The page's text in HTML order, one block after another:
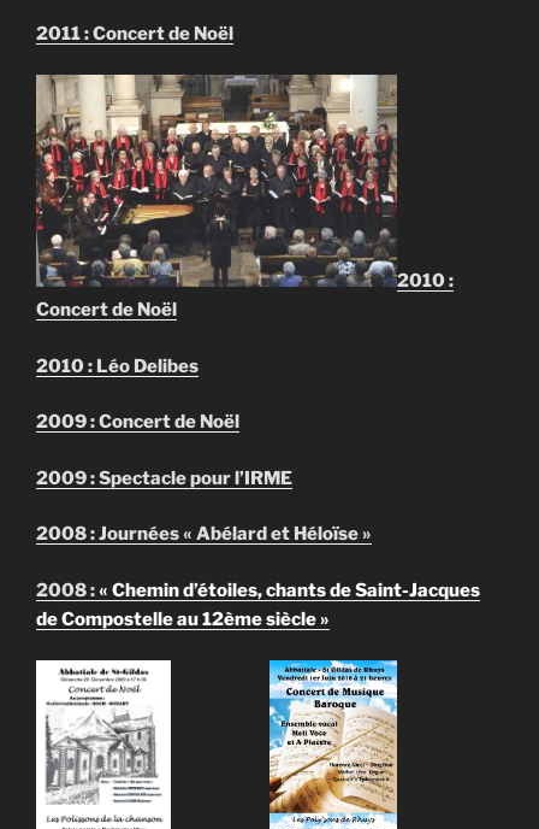
2011 : Concert de Noël
2010 :
Concert de Noël
2010 : Léo Delibes
2009 : Concert de Noël
2009 : Spectacle pour l’IRME
2008 : Journées « Abélard et Héloïse »
2008 :« Chemin d’étoiles, chants de Saint-Jacques
de Compostelle au 12ème siècle »